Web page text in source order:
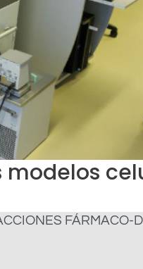
FÁRMACO-